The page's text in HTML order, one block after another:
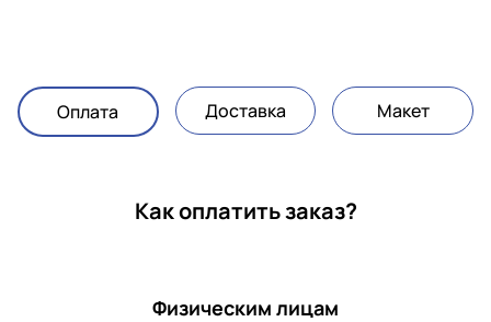
Оплата Доставка Макет
Как оплатить заказ?
Физическим лицам